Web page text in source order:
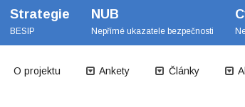
Strategie
BESIP
NUB
Nepřímé ukazatele bezpečnosti
O projektu Ankety Články